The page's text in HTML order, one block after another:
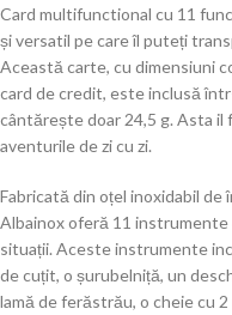
Card multifunctional cu 11
și versatil pe care îl puteți
Această carte, cu dimensiuni
card de credit, este inclusă
cântărește doar 24,5 g. Asta
aventurile de zi cu zi.
Fabricată din oțel inoxidabil
Albainox oferă 11
situații. Aceste instrumente
de cuțit, o șurubelniță, un
lamă de ferăstrău, o cheie cu